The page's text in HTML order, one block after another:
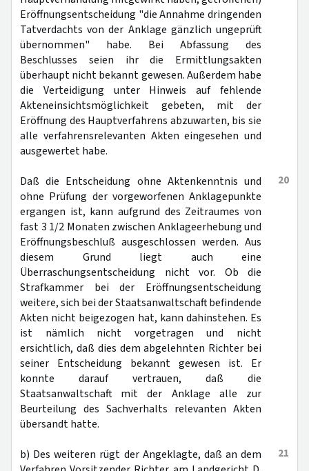
Eröffnungsentscheidung "die Annahme dringenden
Tatverdachts von der Anklage gänzlich ungeprüft
übernommen" habe. Bei Abfassung des
Beschlusses seien ihr die Ermittlungsakten
überhaupt nicht bekannt gewesen. Außerdem habe
die Verteidigung unter Hinweis auf fehlende
Akteneinsichtsmöglichkeit gebeten, mit der
Eröffnung des Hauptverfahrens abzuwarten, bis sie
alle verfahrensrelevanten Akten eingesehen und
ausgewertet habe.
20
Daß die Entscheidung ohne Aktenkenntnis und
ohne Prüfung der vorgeworfenen Anklagepunkte
ergangen ist, kann aufgrund des Zeitraumes von
fast 3 1/2 Monaten zwischen Anklageerhebung und
Eröffnungsbeschluß ausgeschlossen werden. Aus
diesem Grund liegt auch eine
Überraschungsentscheidung nicht vor. Ob die
Strafkammer bei der Eröffnungsentscheidung
weitere, sich bei der Staatsanwaltschaft befindende
Akten nicht beigezogen hat, kann dahinstehen. Es
ist nämlich nicht vorgetragen und nicht
ersichtlich, daß dies dem abgelehnten Richter bei
seiner Entscheidung bekannt gewesen ist. Er
konnte darauf vertrauen, daß die
Staatsanwaltschaft mit der Anklage alle zur
Beurteilung des Sachverhalts relevanten Akten
übersandt hatte.
21
b) Des weiteren rügt der Angeklagte, daß an dem